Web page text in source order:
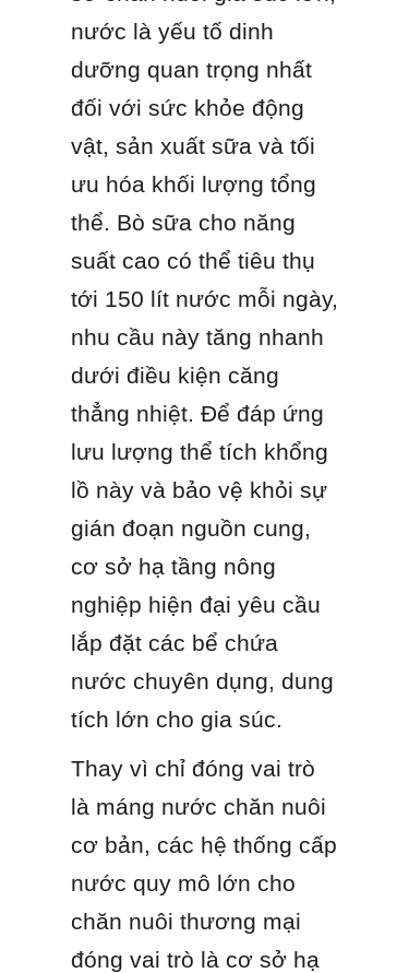
nước là yếu tố dinh
dưỡng quan trọng nhất
đối với sức khỏe động
vật, sản xuất sữa và tối
ưu hóa khối lượng tổng
thể. Bò sữa cho năng
suất cao có thể tiêu thụ
tới 150 lít nước mỗi ngày,
nhu cầu này tăng nhanh
dưới điều kiện căng
thẳng nhiệt. Để đáp ứng
lưu lượng thể tích khổng
lồ này và bảo vệ khỏi sự
gián đoạn nguồn cung,
cơ sở hạ tầng nông
nghiệp hiện đại yêu cầu
lắp đặt các bể chứa
nước chuyên dụng, dung
tích lớn cho gia súc.
Thay vì chỉ đóng vai trò
là máng nước chăn nuôi
cơ bản, các hệ thống cấp
nước quy mô lớn cho
chăn nuôi thương mại
đóng vai trò là cơ sở hạ